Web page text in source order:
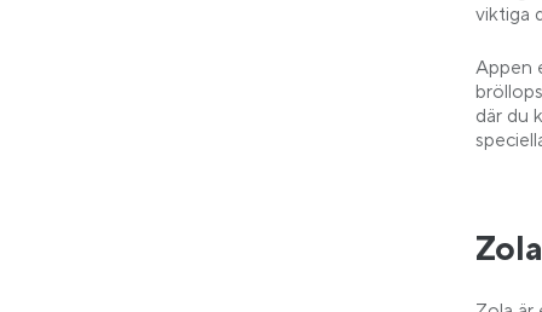
viktiga
Appen
där du
Zola